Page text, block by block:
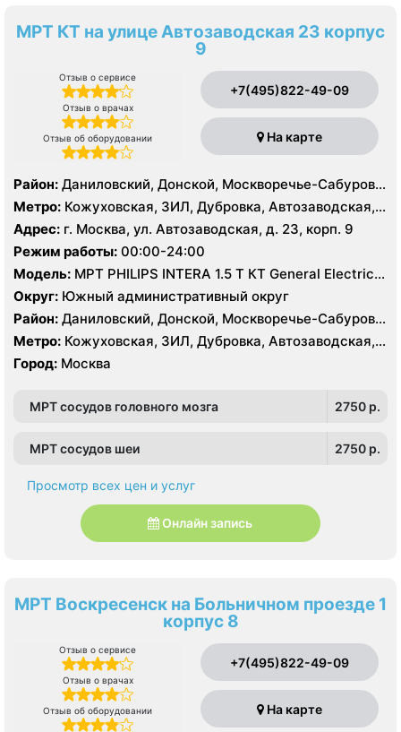
МРТ КТ на улице Автозаводская 23 корпус
9
Отзыв о сервисе
Отзыв о врачах
Отзыв об оборудовании
+7(495)822-49-09
На карте
Район: Даниловский, Донской, Москворечье-Сабурово,
Нагатино-Садовники, Нагатинский Затон, Нагорный
Метро: Кожуховская, ЗИЛ, Дубровка, Автозаводская,
Нагатинская, Технопарк, Тульская, Угрешская
Адрес: г. Москва, ул. Автозаводская, д. 23, корп. 9
Режим работы: 00:00-24:00
Модель: МРТ PHILIPS INTERA 1.5 T КТ General Electric
LIGHT SPEED 64 среза
Округ: Южный административный округ
Район: Даниловский, Донской, Москворечье-Сабурово,
Нагатино-Садовники, Нагатинский Затон, Нагорный
Метро: Кожуховская, ЗИЛ, Дубровка, Автозаводская,
Нагатинская, Технопарк, Тульская, Угрешская
Город: Москва
МРТ сосудов головного мозга 2750 p.
МРТ сосудов шеи 2750 p.
Просмотр всех цен и услуг
Онлайн запись
МРТ Воскресенск на Больничном проезде 1
корпус 8
Отзыв о сервисе
Отзыв о врачах
Отзыв об оборудовании
+7(495)822-49-09
На карте